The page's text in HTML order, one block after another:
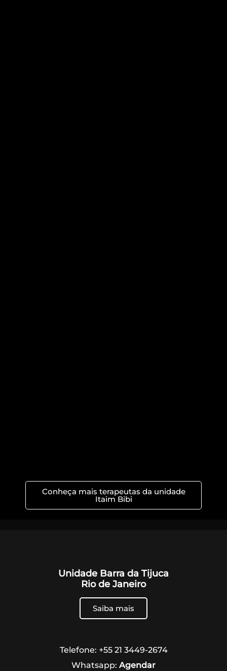
Conheça mais terapeutas da unidade
Itaim Bibi
Unidade Barra da Tijuca
Rio de Janeiro
Saiba mais
Telefone: +55 21 3449-2674
Whatsapp: Agendar